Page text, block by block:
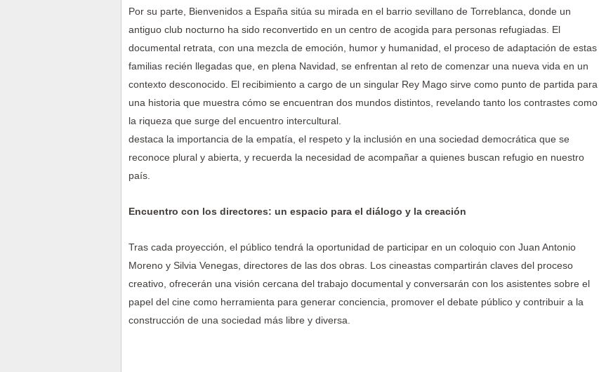
Por su parte, Bienvenidos a España sitúa su mirada en el barrio sevillano de Torreblanca, donde un
antiguo club nocturno ha sido reconvertido en un centro de acogida para personas refugiadas. El
documental retrata, con una mezcla de emoción, humor y humanidad, el proceso de adaptación de estas
familias recién llegadas que, en plena Navidad, se enfrentan al reto de comenzar una nueva vida en un
contexto desconocido. El recibimiento a cargo de un singular Rey Mago sirve como punto de partida para
una historia que muestra cómo se encuentran dos mundos distintos, revelando tanto los contrastes como
la riqueza que surge del encuentro intercultural.
destaca la importancia de la empatía, el respeto y la inclusión en una sociedad democrática que se
reconoce plural y abierta, y recuerda la necesidad de acompañar a quienes buscan refugio en nuestro
país.
Encuentro con los directores: un espacio para el diálogo y la creación
Tras cada proyección, el público tendrá la oportunidad de participar en un coloquio con Juan Antonio
Moreno y Silvia Venegas, directores de las dos obras. Los cineastas compartirán claves del proceso
creativo, ofrecerán una visión cercana del trabajo documental y conversarán con los asistentes sobre el
papel del cine como herramienta para generar conciencia, promover el debate público y contribuir a la
construcción de una sociedad más libre y diversa.